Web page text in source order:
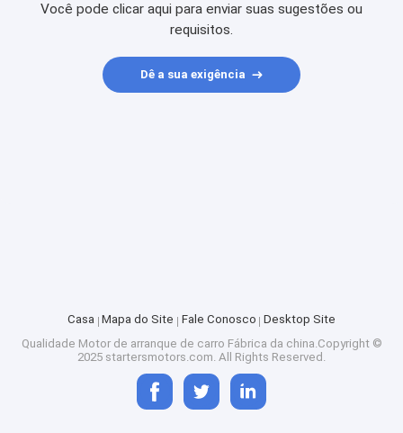
Você pode clicar aqui para enviar suas sugestões ou
requisitos.
Dê a sua exigência
Casa Mapa do Site Fale Conosco Desktop Site
Qualidade Motor de arranque de carro Fábrica da china.Copyright ©
2025 startersmotors.com. All Rights Reserved.